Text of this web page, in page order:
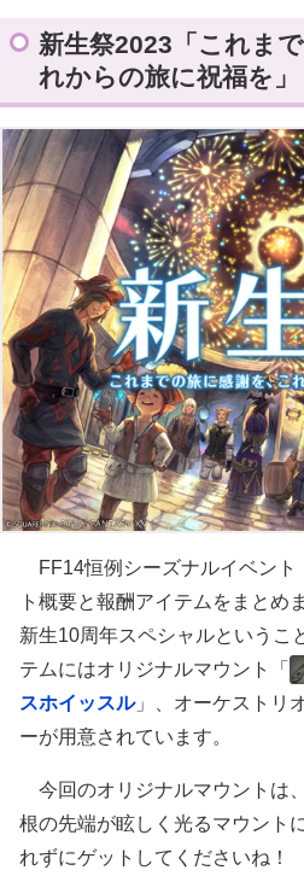
新生祭2023「これま
れからの旅に祝福を」
FF14恒例シーズナルイベン
ト概要と報酬アイテムをまとめ
新生10周年スペシャルというこ
テムにはオリジナルマウント「
スホイッスル」、オーケストリ
ーが用意されています。
今回のオリジナルマウントは
根の先端が眩しく光るマウント
れずにゲットしてくださいね！